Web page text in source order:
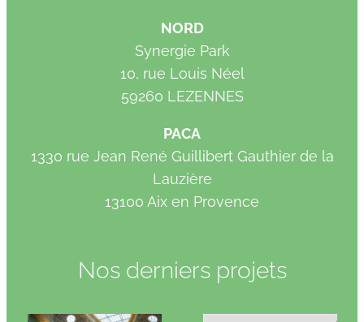
NORD
Synergie Park
10, rue Louis Néel
59260 LEZENNES
PACA
1330 rue Jean René Guillibert Gauthier de la
Lauzière
13100 Aix en Provence
Nos derniers projets